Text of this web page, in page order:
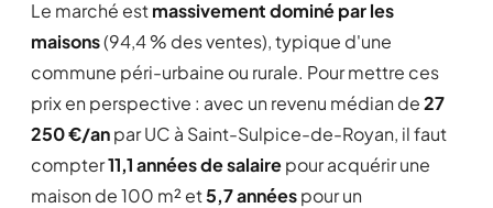
Le marché estmassivement dominé par les
maisons(94,4 % des ventes), typique d'une
commune péri-urbaine ou rurale. Pour mettre ces
prix en perspective : avec un revenu médian de27
250 €/anpar UC à Saint-Sulpice-de-Royan, il faut
compter11,1 années de salairepour acquérir une
maison de 100 m² et5,7 annéespour un